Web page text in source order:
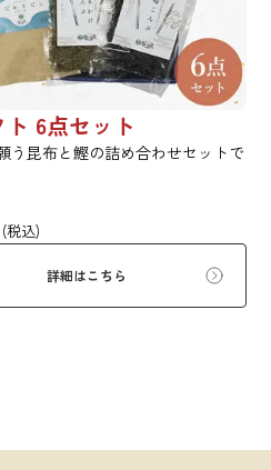
6点セット
う昆布と鰹の詰め合わせセットで
(税込)
詳細はこちら